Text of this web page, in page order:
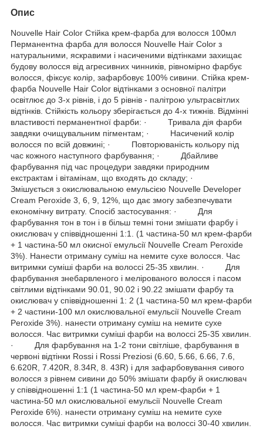
Опис
Nouvelle Hair Color Стійка крем-фарба для волосся 100мл
Перманентна фарба для волосся Nouvelle Hair Color з
натуральними, яскравими і насиченими відтінками захищає
будову волосся від агресивних чинників, рівномірно фарбує
волосся, фіксує колір, зафарбовує 100% сивини. Стійка крем-
фарба Nouvelle Hair Color відтінками з основної палітри
освітлює до 3-х рівнів, і до 5 рівнів - палітрою ультрасвітлих
відтінків. Стійкість кольору зберігається до 4-х тижнів. Відмінні
властивості перманентної фарби: · Тривала дія фарби
завдяки очищувальним пігментам; · Насичений колір
волосся по всій довжині; · Повторюваність кольору під
час кожного наступного фарбування; · Дбайливе
фарбування під час процедури завдяки природним
екстрактам і вітамінам, що входять до складу; ·
Змішується з окислювальною емульсією Nouvelle Developer
Cream Peroxide 3, 6, 9, 12%, що дає змогу забезпечувати
економічну витрату. Спосіб застосування: · Для
фарбування тон в тон і в більш темні тони змішати фарбу і
окислювач у співвідношенні 1:1. (1 частина-50 мл крем-фарби
+ 1 частина-50 мл окисної емульсії Nouvelle Cream Peroxide
3%). Нанести отриману суміш на немите сухе волосся. Час
витримки суміші фарби на волоссі 25-35 хвилин. · Для
фарбування знебарвленого і мелірованого волосся і пасом
світлими відтінками 90.01, 90.02 і 90.22 змішати фарбу та
окислювач у співвідношенні 1: 2 (1 частина-50 мл крем-фарби
+ 2 частини-100 мл окислювальної емульсії Nouvelle Cream
Peroxide 3%). нанести отриману суміш на немите сухе
волосся. Час витримки суміші фарби на волоссі 25-35 хвилин.
· Для фарбування на 1-2 тони світліше, фарбування в
червоні відтінки Rossi і Rossi Preziosi (6.60, 5.66, 6.66, 7.6,
6.620R, 7.420R, 8.34R, 8. 43R) і для зафарбовування сивого
волосся з рівнем сивини до 50% змішати фарбу й окислювач
у співвідношенні 1:1 (1 частина-50 мл крем-фарби + 1
частина-50 мл окислювальної емульсії Nouvelle Cream
Peroxide 6%). нанести отриману суміш на немите сухе
волосся. Час витримки суміші фарби на волоссі 30-40 хвилин.